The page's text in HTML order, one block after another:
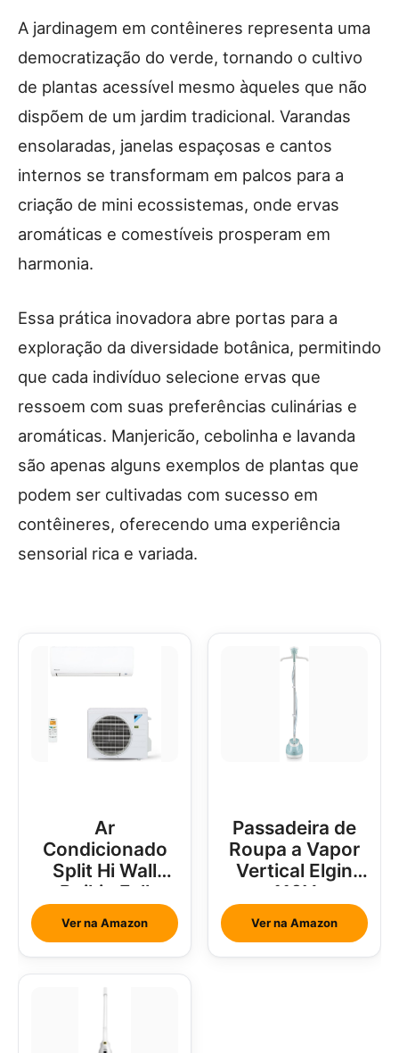
A jardinagem em contêineres representa uma
democratização do verde, tornando o cultivo
de plantas acessível mesmo àqueles que não
dispõem de um jardim tradicional. Varandas
ensolaradas, janelas espaçosas e cantos
internos se transformam em palcos para a
criação de mini ecossistemas, onde ervas
aromáticas e comestíveis prosperam em
harmonia.
Essa prática inovadora abre portas para a
exploração da diversidade botânica, permitindo
que cada indivíduo selecione ervas que
ressoem com suas preferências culinárias e
aromáticas. Manjericão, cebolinha e lavanda
são apenas alguns exemplos de plantas que
podem ser cultivadas com sucesso em
contêineres, oferecendo uma experiência
sensorial rica e variada.
Ar
Condicionado
Split Hi Wall
Daikin Full
Inverter 18000
Btus
Ver na Amazon
Passadeira de
Roupa a Vapor
Vertical Elgin
110V
Ver na Amazon